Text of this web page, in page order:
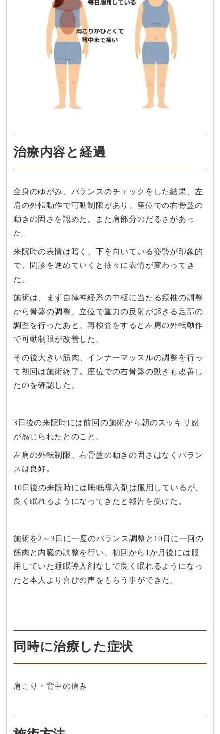
治療内容と経過
全身のゆがみ、バランスのチェックをした結果、左
肩の外転動作で可動制限があり、座位での右骨盤の
動きの固さを認めた。また肩部分のだるさがあっ
た。
来院時の表情は暗く、下を向いている姿勢が印象的
で、問診を進めていくと徐々に表情が変わってき
た。
施術は、まず自律神経系の中枢に当たる頚椎の調整
から骨盤の調整、立位で重力の反射が起きる足部の
調整を行ったあと、再検査をすると左肩の外転動作
で可動制限が改善した。
その後大きい筋肉、インナーマッスルの調整を行っ
て初回は施術終了。座位での右骨盤の動きも改善し
たのを確認した。
3日後の来院時には前回の施術から朝のスッキリ感
が感じられたとのこと。
左肩の外転制限、右骨盤の動きの固さはなくバラン
スは良好。
10日後の来院時には睡眠導入剤は服用しているが、
良く眠れるようになってきたと報告を受けた。
施術を2～3日に一度のバランス調整と10日に一回の
筋肉と内臓の調整を行い、初回から1か月後には服
用していた睡眠導入剤なしで良く眠れるようになっ
たと本人より喜びの声をもらう事ができた。
同時に治療した症状
肩こり・背中の痛み